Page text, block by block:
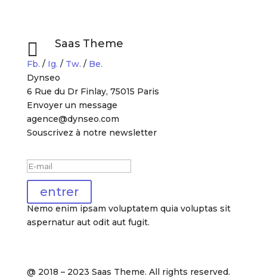
 Saas Theme
Fb. /Ig. / Tw. / Be.
Dynseo
6 Rue du Dr Finlay, 75015 Paris
Envoyer un message
agence@dynseo.com
Souscrivez à notre newsletter
entrer
Nemo enim ipsam voluptatem quia voluptas sit
aspernatur aut odit aut fugit.
@ 2018 – 2023 Saas Theme. All rights reserved.